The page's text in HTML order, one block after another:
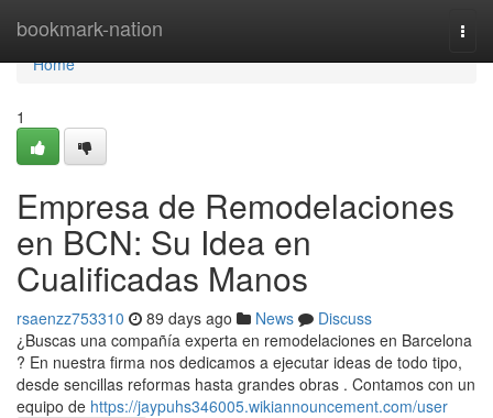
bookmark-nation
Home
Home
1
Empresa de Remodelaciones
en BCN: Su Idea en
Cualificadas Manos
rsaenzz753310 89 days ago News
Discuss
¿Buscas una compañía experta en remodelaciones en Barcelona
? En nuestra firma nos dedicamos a ejecutar ideas de todo tipo,
desde sencillas reformas hasta grandes obras . Contamos con un
equipo de https://jaypuhs346005.wikiannouncement.com/user